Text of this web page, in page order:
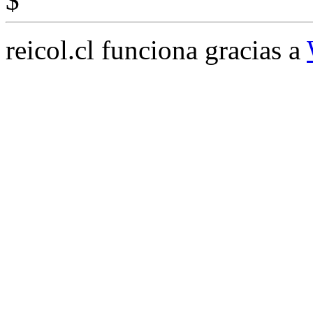
reicol.cl funciona gracias a